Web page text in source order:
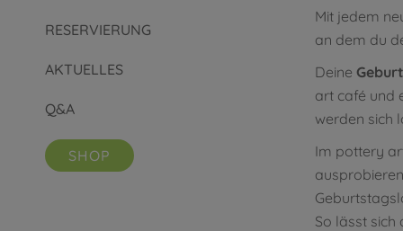
RESERVIERUNG
AKTUELLES
Q&A
SHOP
Mit jedem
an dem du
Deine
art café und
werden sich
Im pottery
So lässt sich